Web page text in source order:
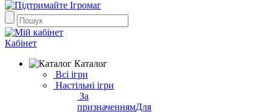
Кабінет
Каталог
Всі ігри
Настільні ігри
За
призначеннямДля